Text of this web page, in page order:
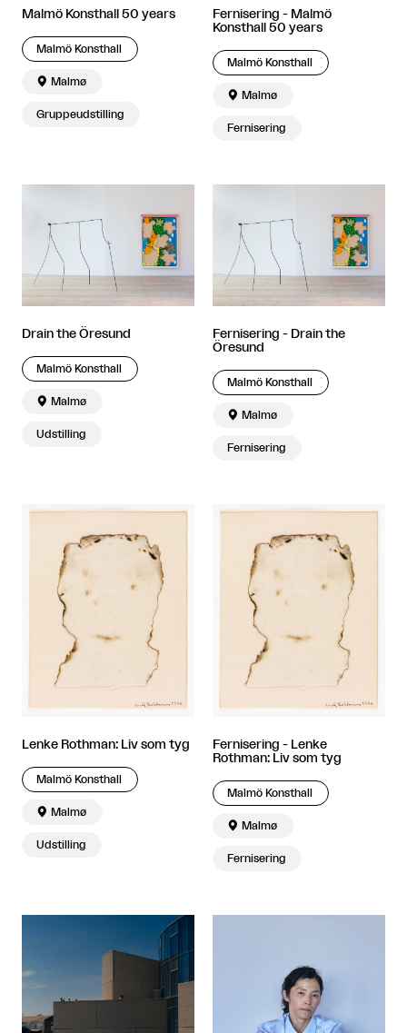
Malmö Konsthall 50 years
Malmö Konsthall
 Malmø
Gruppeudstilling
Fernisering - Malmö
Konsthall 50 years
Malmö Konsthall
 Malmø
Fernisering
Drain the Öresund
Malmö Konsthall
 Malmø
Udstilling
Fernisering - Drain the
Öresund
Malmö Konsthall
 Malmø
Fernisering
Lenke Rothman: Liv som tyg
Malmö Konsthall
 Malmø
Udstilling
Fernisering - Lenke
Rothman: Liv som tyg
Malmö Konsthall
 Malmø
Fernisering